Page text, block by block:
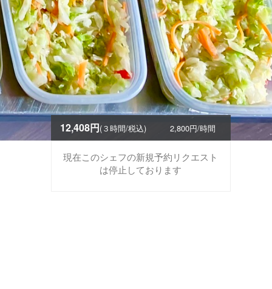
12,408円(３時間/税込) 2,800円/時間
現在このシェフの新規予約リクエスト
は停止しております